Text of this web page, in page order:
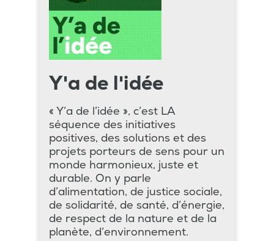
Y'a de l'idée
« Y’a de l’idée », c’est LA
séquence des initiatives
positives, des solutions et des
projets porteurs de sens pour un
monde harmonieux, juste et
durable. On y parle
d’alimentation, de justice sociale,
de solidarité, de santé, d’énergie,
de respect de la nature et de la
planète, d’environnement.